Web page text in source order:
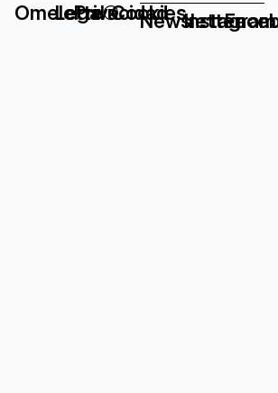
Omelette®
Legal
Privacidad
Cookies
Newsletter
Instagram